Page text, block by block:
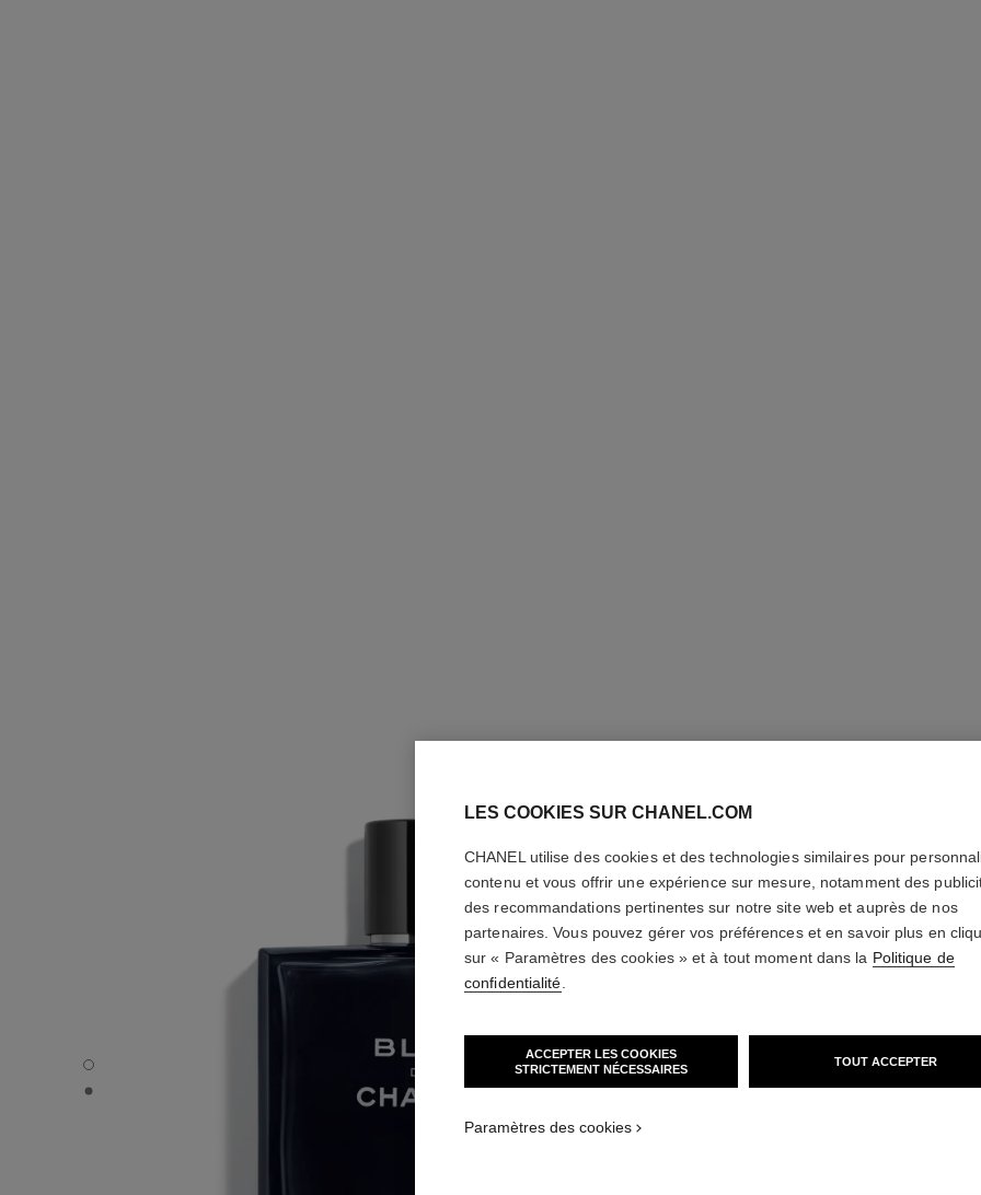
BLEU DE CHANEL - Vue par défaut
BLEU DE CHANEL - Vue alternative 1
BLEU
Eau de Parfum
En savoir plus
3 TAILLES
LES COOKIES SUR CHANEL.COM
CHANEL utilise des cookies et des technologies similaires pour
contenu et vous offrir une expérience sur mesure, notamment des
des recommandations pertinentes sur notre site web et auprès de nos
partenaires. Vous pouvez gérer vos préférences et en savoir plus en
sur « Paramètres des cookies » et à tout moment dans la Politique de
confidentialité
ACCEPTER LES COOKIES
STRICTEMENT NÉCESSAIRES
TOUT ACCEPTER
Paramètres des cookies